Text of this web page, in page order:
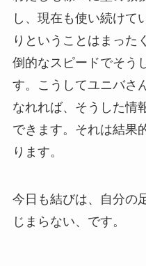
し、現在も使い続けて
りということはまった
倒的なスピードでそう
す。こうしてユニバさ
なれれば、そうした情
できます。それは結果
ります。
今日も結びは、自分の
じまらない、です。